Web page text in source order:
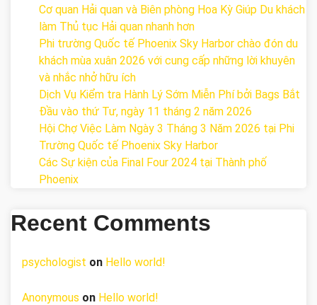
Cơ quan Hải quan và Biên phòng Hoa Kỳ Giúp Du khách
làm Thủ tục Hải quan nhanh hơn
Phi trường Quốc tế Phoenix Sky Harbor chào đón du
khách mùa xuân 2026 với cung cấp những lời khuyên
và nhắc nhở hữu ích
Dịch Vụ Kiểm tra Hành Lý Sớm Miễn Phí bởi Bags Bắt
Đầu vào thứ Tư, ngày 11 tháng 2 năm 2026
Hội Chợ Việc Làm Ngày 3 Tháng 3 Năm 2026 tại Phi
Trường Quốc tế Phoenix Sky Harbor
Các Sự kiện của Final Four 2024 tại ​Thành phố
Phoenix
Recent Comments
psychologist on Hello world!
Anonymous on Hello world!